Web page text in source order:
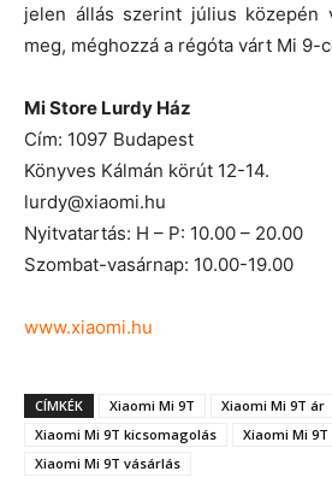
jelen állás szerint július közepén
meg, méghozzá a régóta várt Mi 9-
Mi Store Lurdy Ház
Cím: 1097 Budapest
Könyves Kálmán körút 12-14.
lurdy@xiaomi.hu
Nyitvatartás: H – P: 10.00 – 20.00
Szombat-vasárnap: 10.00-19.00
www.xiaomi.hu
CÍMKÉK Xiaomi Mi 9T
Xiaomi Mi 9T ár
Xiaomi Mi 9T kicsomagolás
Xiaomi Mi
Xiaomi Mi 9T vásárlás